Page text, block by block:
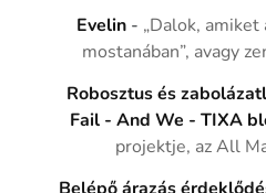
Evelin - „Dalok,
mostanában”, avagy
Robosztus és
Fail - And We - TIXA
projektje, az All